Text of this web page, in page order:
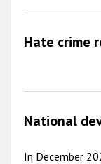
Hate crime
National
In December